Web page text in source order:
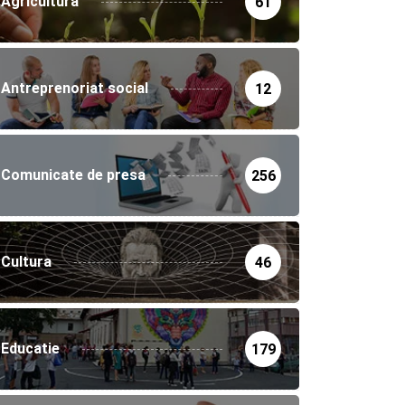
Antreprenoriat social 12
Comunicate de presa 256
Cultura 46
Educatie 179